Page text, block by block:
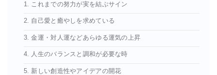
1. これまでの努力が実を結ぶサイン
2. 自己愛と癒やしを求めている
3. 金運・対人運などあらゆる運気の上昇
4. 人生のバランスと調和が必要な時
5. 新しい創造性やアイデアの開花